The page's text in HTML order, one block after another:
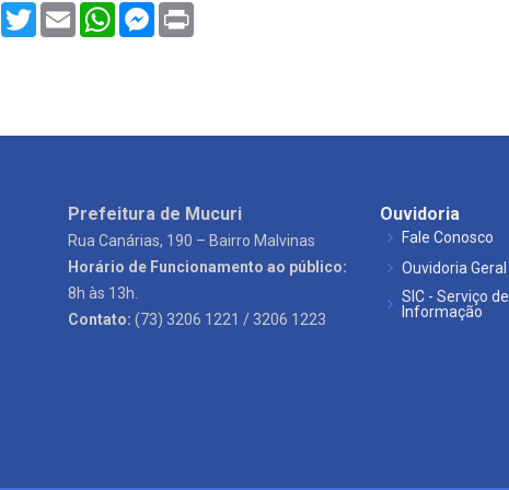
Facebook
TwitterEmail WhatsAppMessenger
Prefeitura de Mucuri
Rua Canárias, 190 – Bairro Malvinas
Horário de Funcionamento ao público:
8h às 13h.
Contato: (73) 3206 1221 / 3206 1223
Ouvidoria
Fale Conosco
Ouvidoria Geral
SIC - Serviço de
Informação